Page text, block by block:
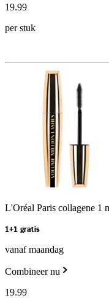
19.99
per stuk
L'Oréal Paris collagene 1
1+1 gratis
vanaf maandag
Combineer nu
19.99